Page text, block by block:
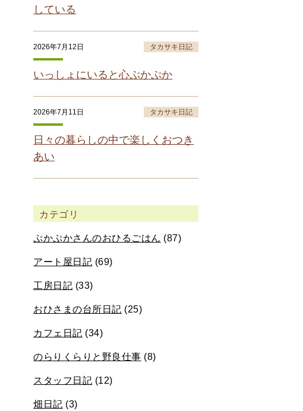
している
2026年7月12日 タカサキ日記
いっしょにいると心ぷかぷか
2026年7月11日 タカサキ日記
日々の暮らしの中で楽しくおつき
あい
カテゴリ
ぷかぷかさんのおひるごはん (87)
アート屋日記 (69)
工房日記 (33)
おひさまの台所日記 (25)
カフェ日記 (34)
のらりくらりと野良仕事 (8)
スタッフ日記 (12)
畑日記 (3)